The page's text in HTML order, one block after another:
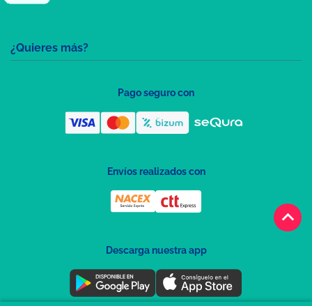
keyboard_arrow_up
¿Quieres más?
Pago seguro con
Envíos realizados con
Descarga nuestra app